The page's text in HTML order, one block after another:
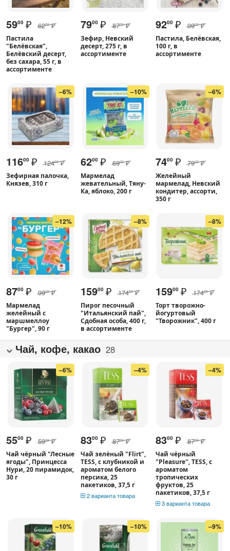
5900 ₽ 6200 ₽
Пастила
"Белёвская",
Белёвский десерт,
без сахара, 55 г, в
ассортименте
7900 ₽ 8700 ₽
Зефир, Невский
десерт, 275 г, в
ассортименте
9200 ₽ 9900 ₽
Пастила, Белёвская,
100 г, в
ассортименте
–6%
11600 ₽ 12400 ₽
Зефирная палочка,
Князев, 310 г
–10%
6200 ₽ 6900 ₽
Мармелад
жевательный, Тяну-
Ка, яблоко, 200 г
–6%
7400 ₽ 7900 ₽
Желейный
мармелад, Невский
кондитер, ассорти,
350 г
–12%
8700 ₽ 9900 ₽
Мармелад
желейный с
маршмеллоу
"Бургер", 90 г
–8%
15900 ₽ 17450 ₽
Пирог песочный
"Итальянский пай",
Сдобная особа, 400 г,
в ассортименте
–8%
15900 ₽ 17450 ₽
Торт творожно-
йогуртовый
"Творожник", 400 г
Чай, кофе, какао 28
–6%
5500 ₽ 5900 ₽
Чай чёрный "Лесные
ягоды", Принцесса
Нури, 20 пирамидок,
30 г
–4%
8300 ₽ 8700 ₽
Чай зелёный "Flirt",
TESS, с клубникой и
ароматом белого
персика, 25
пакетиков, 37,5 г
2 варианта товара
–4%
8300 ₽ 8700 ₽
Чай чёрный
"Pleasure", TESS, с
ароматом
тропических
фруктов, 25
пакетиков, 37,5 г
3 варианта товара
–10% –10% –9%